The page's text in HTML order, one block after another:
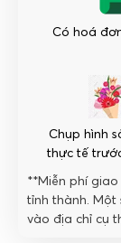
Có hoá
Chụp hình
thực tế
**Miễn phí
tỉnh thành. Một
vào địa chỉ cụ